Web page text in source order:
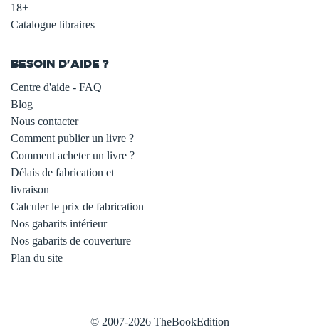
18+
Catalogue libraires
BESOIN D'AIDE ?
Centre d'aide - FAQ
Blog
Nous contacter
Comment publier un livre ?
Comment acheter un livre ?
Délais de fabrication et
livraison
Calculer le prix de fabrication
Nos gabarits intérieur
Nos gabarits de couverture
Plan du site
© 2007-2026 TheBookEdition